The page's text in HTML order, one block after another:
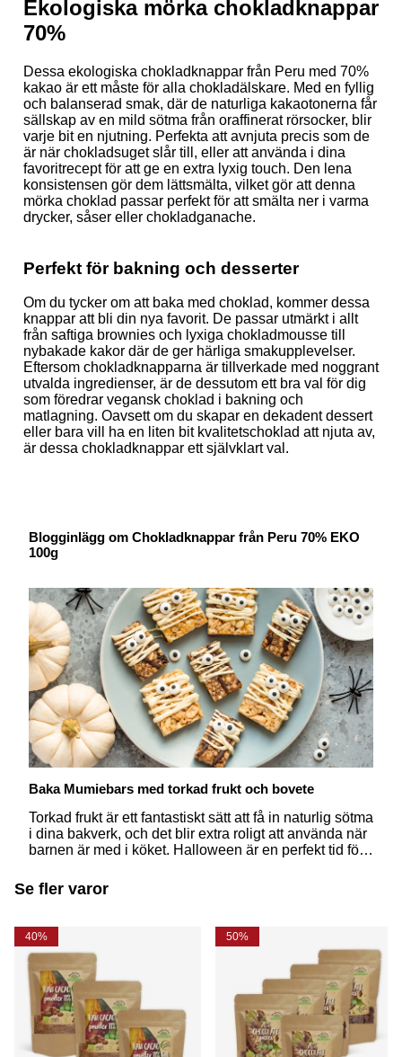
Ekologiska mörka chokladknappar
70%
Dessa ekologiska chokladknappar från Peru med 70%
kakao är ett måste för alla chokladälskare. Med en fyllig
och balanserad smak, där de naturliga kakaotonerna får
sällskap av en mild sötma från oraffinerat rörsocker, blir
varje bit en njutning. Perfekta att avnjuta precis som de
är när chokladsuget slår till, eller att använda i dina
favoritrecept för att ge en extra lyxig touch. Den lena
konsistensen gör dem lättsmälta, vilket gör att denna
mörka choklad passar perfekt för att smälta ner i varma
drycker, såser eller chokladganache.
Perfekt för bakning och desserter
Om du tycker om att baka med choklad, kommer dessa
knappar att bli din nya favorit. De passar utmärkt i allt
från saftiga brownies och lyxiga chokladmousse till
nybakade kakor där de ger härliga smakupplevelser.
Eftersom chokladknapparna är tillverkade med noggrant
utvalda ingredienser, är de dessutom ett bra val för dig
som föredrar vegansk choklad i bakning och
matlagning. Oavsett om du skapar en dekadent dessert
eller bara vill ha en liten bit kvalitetschoklad att njuta av,
är dessa chokladknappar ett självklart val.
Blogginlägg om Chokladknappar från Peru 70% EKO
100g
Baka Mumiebars med torkad frukt och bovete
Torkad frukt är ett fantastiskt sätt att få in naturlig sötma
i dina bakverk, och det blir extra roligt att använda när
barnen är med i köket. Halloween är en perfekt tid för
njuta av tillsammans - prova därför att baka
Mumiebars med torkad frukt och bovete!
Se fler varor
40% 50%